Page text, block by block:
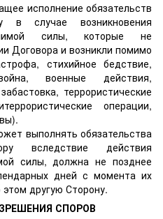
исполнение обязательств
в случае возникновения
силы, которые не
Договора и возникли помимо
стихийное бедствие,
военные действия,
террористические
операции,
выполнять обязательства
вследствие действия
силы, должна не позднее
дней с момента их
другую Сторону.
СПОРОВ